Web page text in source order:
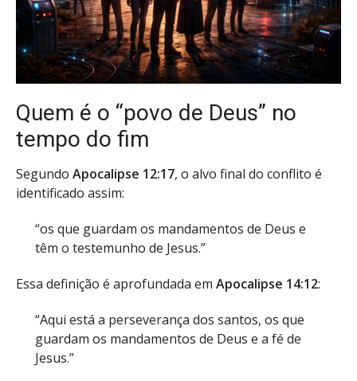
Quem é o “povo de Deus” no
tempo do fim
Segundo Apocalipse 12:17, o alvo final do conflito é
identificado assim:
“os que guardam os mandamentos de Deus e
têm o testemunho de Jesus.”
Essa definição é aprofundada em Apocalipse 14:12:
“Aqui está a perseverança dos santos, os que
guardam os mandamentos de Deus e a fé de
Jesus.”